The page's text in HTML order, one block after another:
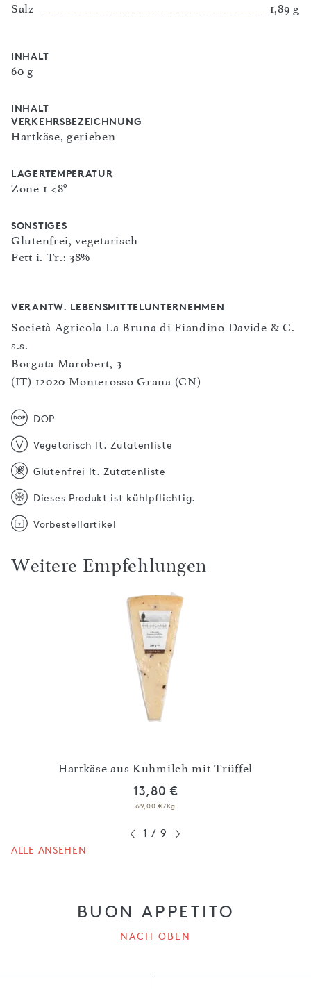
Salz 1,89 g
INHALT
60 g
INHALT
VERKEHRSBEZEICHNUNG
Hartkäse, gerieben
LAGERTEMPERATUR
Zone 1 <8°
SONSTIGES
Glutenfrei, vegetarisch
Fett i. Tr.: 38%
VERANTW. LEBENSMITTELUNTERNEHMEN
Società Agricola La Bruna di Fiandino Davide & C.
s.s.
Borgata Marobert, 3
(IT) 12020 Monterosso Grana (CN)
DOP
Vegetarisch lt. Zutatenliste
Glutenfrei lt. Zutatenliste
Dieses Produkt ist kühlpflichtig.
Vorbestellartikel
Weitere Empfehlungen
Hartkäse aus Kuhmilch mit Trüffel
13,80 €
69,00 €/Kg
1 / 9
ALLE ANSEHEN
BUON APPETITO
NACH OBEN